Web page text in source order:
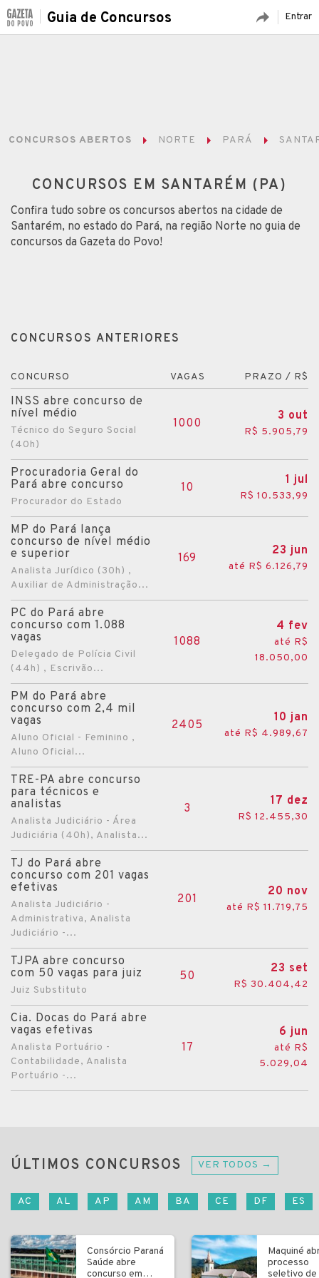
Entrar
Guia de Concursos
CONCURSOS ABERTOS NORTE PARÁ
CONCURSOS EM SANTARÉM (PA)
Confira tudo sobre os concursos abertos na cidade de
Santarém, no estado do Pará, na região Norte no guia de
concursos da Gazeta do Povo!
CONCURSOS ANTERIORES
CONCURSO VAGAS PRAZO / R$
INSS abre concurso de
nível médio
Técnico do Seguro Social
(40h)
1000
3 out
R$ 5.905,79
Procuradoria Geral do
Pará abre concurso
Procurador do Estado
10
1 jul
R$ 10.533,99
MP do Pará lança
concurso de nível médio
e superior
Analista Jurídico (30h) ,
Auxiliar de Administração...
169
23 jun
até R$ 6.126,79
PC do Pará abre
concurso com 1.088
vagas
Delegado de Polícia Civil
(44h) , Escrivão...
1088
4 fev
até R$
18.050,00
PM do Pará abre
concurso com 2,4 mil
vagas
Aluno Oficial - Feminino ,
Aluno Oficial...
2405
10 jan
até R$ 4.989,67
TRE-PA abre concurso
para técnicos e
analistas
Analista Judiciário - Área
Judiciária (40h), Analista...
3
17 dez
R$ 12.455,30
TJ do Pará abre
concurso com 201 vagas
efetivas
Analista Judiciário -
Administrativa, Analista
Judiciário -...
201
20 nov
até R$ 11.719,75
TJPA abre concurso
com 50 vagas para juiz
Juiz Substituto
50
23 set
R$ 30.404,42
Cia. Docas do Pará abre
vagas efetivas
Analista Portuário -
Contabilidade, Analista
Portuário -...
17
6 jun
até R$
5.029,04
ÚLTIMOS CONCURSOS VER TODOS →
AC AL AP AM BA CE DF ES
Consórcio Paraná
Saúde abre
concurso em
Maquiné
processo
seletivo de